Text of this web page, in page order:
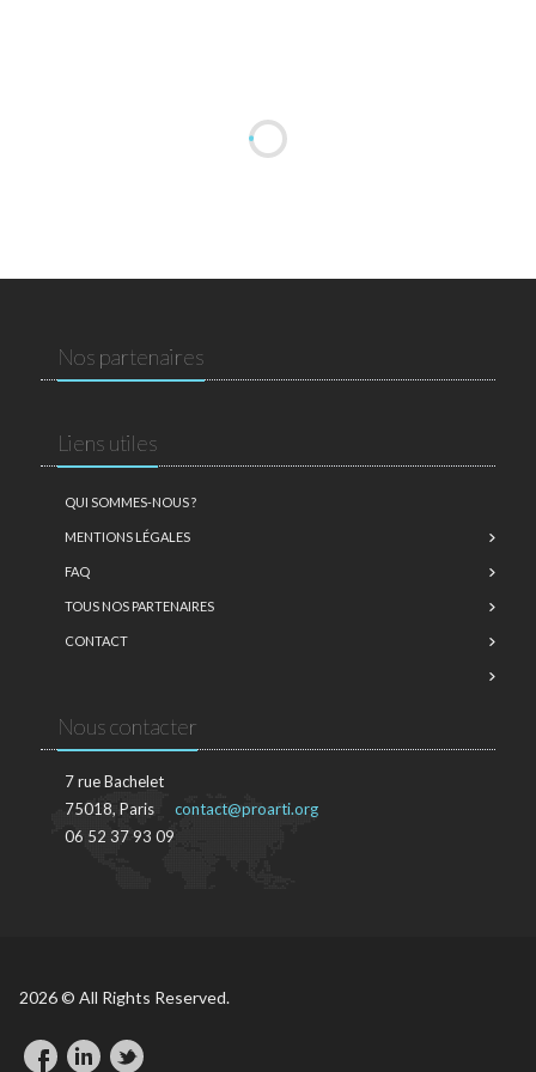
Nos partenaires
Liens utiles
QUI SOMMES-NOUS ?
MENTIONS LÉGALES
FAQ
TOUS NOS PARTENAIRES
CONTACT
Nous contacter
7 rue Bachelet
75018, Paris
06 52 37 93 09
contact@proarti.org
2026 © All Rights Reserved.